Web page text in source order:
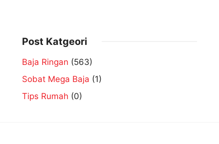
Post Katgeori
Baja Ringan (563)
Sobat Mega Baja (1)
Tips Rumah (0)